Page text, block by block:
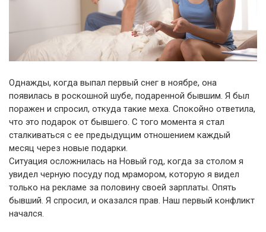
Однажды, когда выпал первый снег в ноябре, она
появилась в роскошной шубе, подаренной бывшим. Я был
поражен и спросил, откуда такие меха. Спокойно ответила,
что это подарок от бывшего. С того момента я стал
сталкиваться с ее предыдущим отношением каждый
месяц через новые подарки.
Ситуация осложнилась на Новый год, когда за столом я
увидел черную посуду под мрамором, которую я видел
только на рекламе за половину своей зарплаты. Опять
бывший. Я спросил, и оказался прав. Наш первый конфликт
начался.